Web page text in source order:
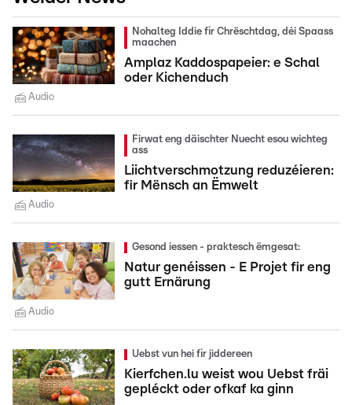
Nohalteg Iddie fir Chrëschtdag, déi Spaass
maachen
Amplaz Kaddospapeier: e Schal
oder Kichenduch
Audio
Firwat eng däischter Nuecht esou wichteg
ass
Liichtverschmotzung reduzéieren:
fir Mënsch an Ëmwelt
Audio
Gesond iessen - praktesch ëmgesat:
Natur genéissen - E Projet fir eng
gutt Ernärung
Audio
Uebst vun hei fir jiddereen
Kierfchen.lu weist wou Uebst fräi
gepléckt oder ofkaf ka ginn